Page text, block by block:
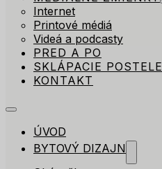
Internet
Printové médiá
Videá a podcasty
PRED A PO
SKLÁPACIE POSTELE
KONTAKT
ÚVOD
BYTOVÝ DIZAJN